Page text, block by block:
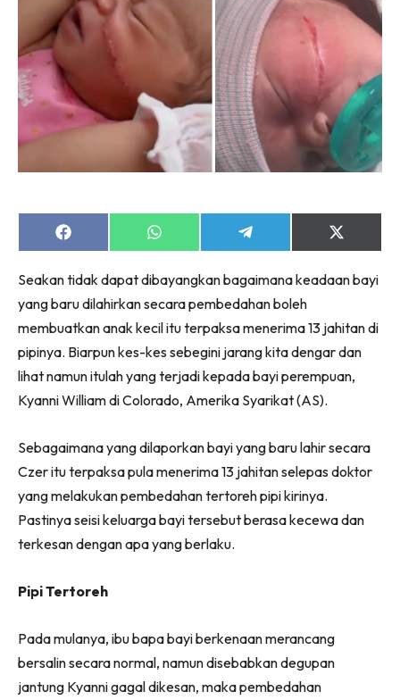
Share
on
Share
on
Share
on
Share
on
(Twitter)
Seakan tidak dapat dibayangkan bagaimana keadaan bayi
yang baru dilahirkan secara pembedahan boleh
membuatkan anak kecil itu terpaksa menerima 13 jahitan di
pipinya. Biarpun kes-kes sebegini jarang kita dengar dan
lihat namun itulah yang terjadi kepada bayi perempuan,
Kyanni William di Colorado, Amerika Syarikat (AS).
Sebagaimana yang dilaporkan bayi yang baru lahir secara
Czer itu terpaksa pula menerima 13 jahitan selepas doktor
yang melakukan pembedahan tertoreh pipi kirinya.
Pastinya seisi keluarga bayi tersebut berasa kecewa dan
terkesan dengan apa yang berlaku.
Pipi Tertoreh
Pada mulanya, ibu bapa bayi berkenaan merancang
bersalin secara normal, namun disebabkan degupan
jantung Kyanni gagal dikesan, maka pembedahan